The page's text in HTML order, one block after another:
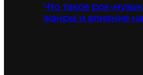
Что такое рок-
жанры и влияние на